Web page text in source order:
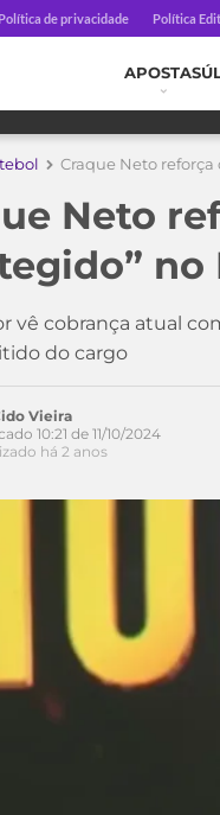
Política de privacidade Política
APOSTAS
Craque Neto
Neto
no
vê cobrança atual
do cargo
Vieira
10:21 de 11/10/2024
há 2 anos